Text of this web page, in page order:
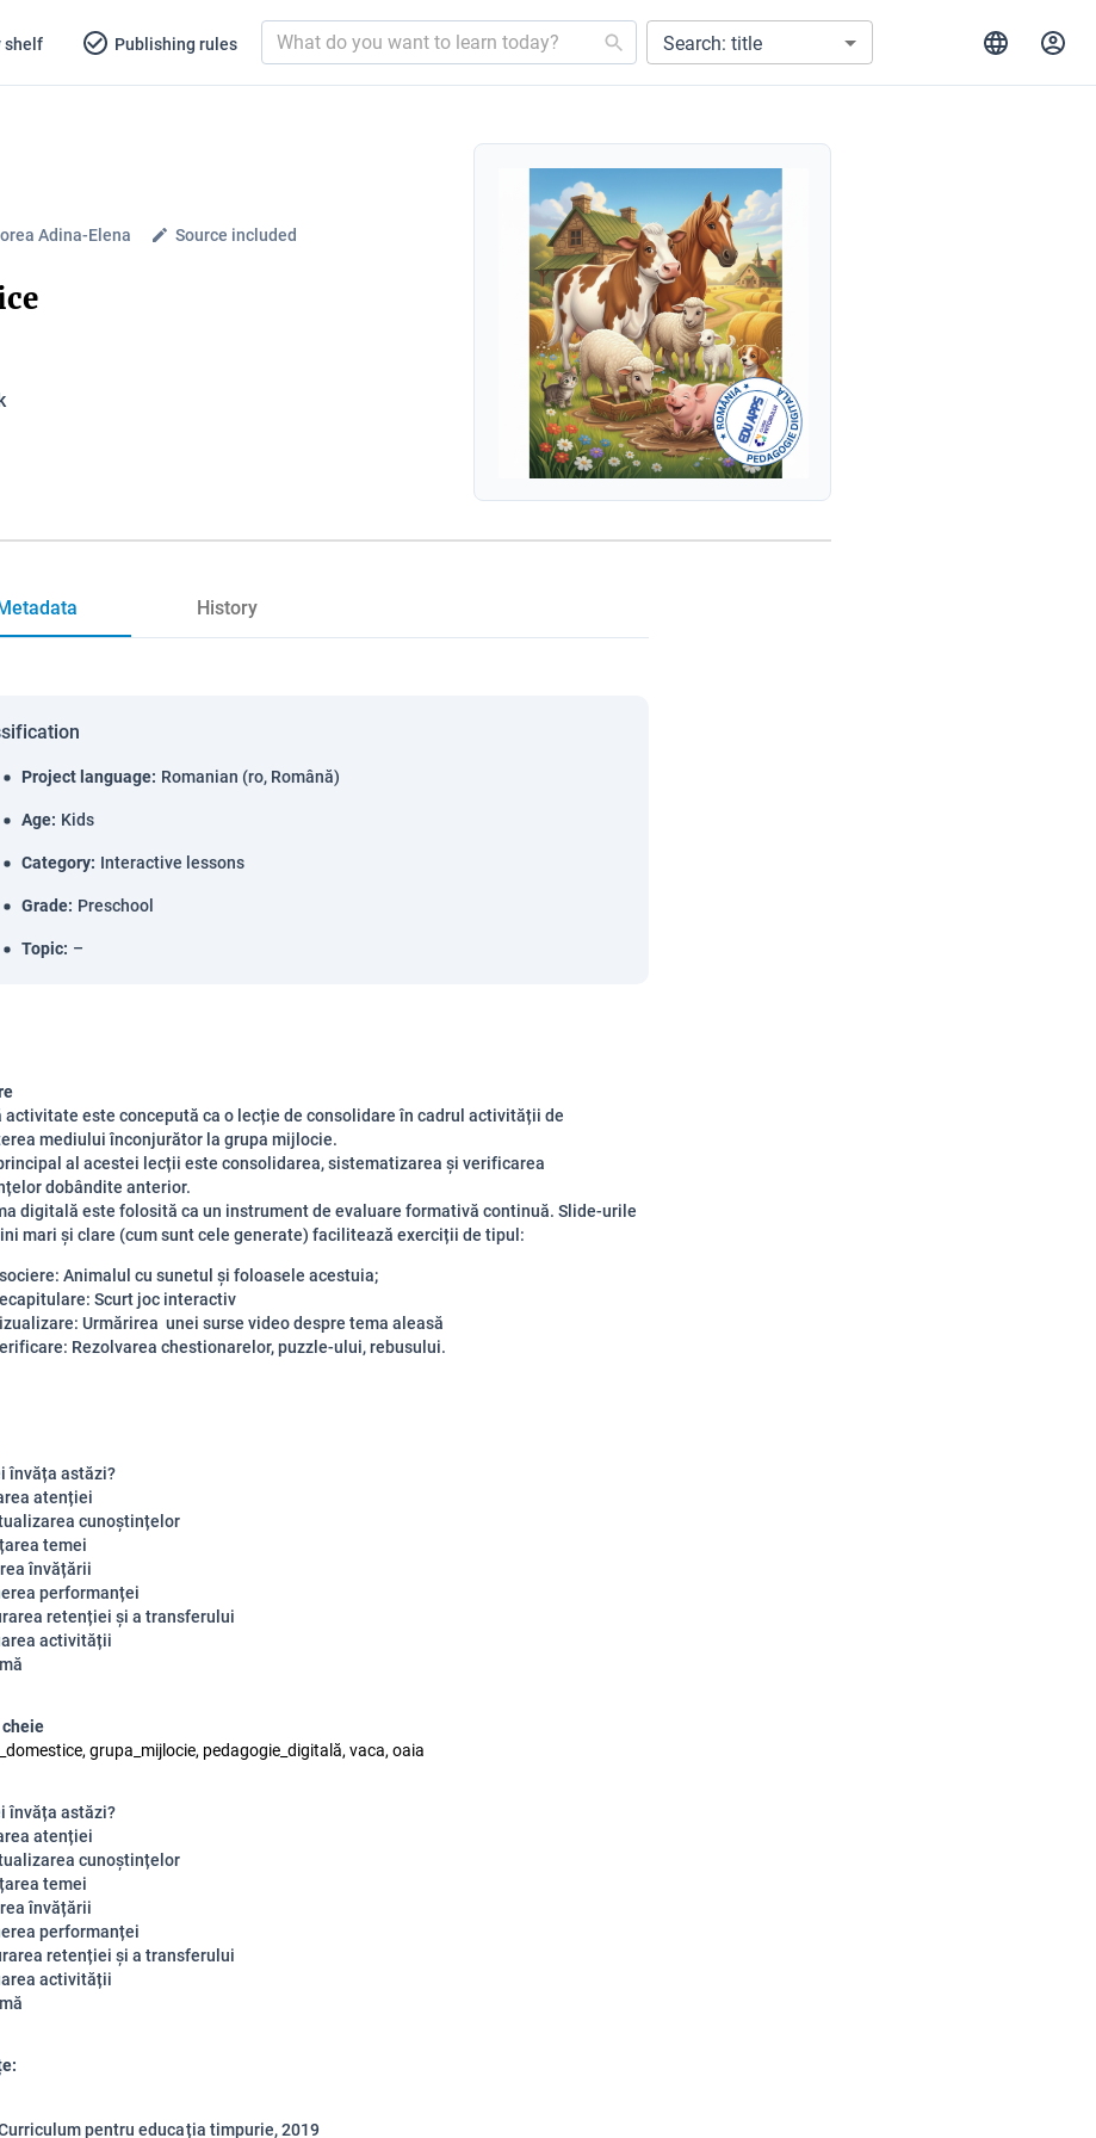
shelf Publishing rules Search: title
Adina-Elena
Source included
History
Project language: Romanian (ro, Română)
Age: Kids
Category: Interactive lessons
Grade: Preschool
Topic: –
activitate este concepută ca o lecție de consolidare în cadrul activității de
mediului înconjurător la grupa mijlocie.
al acestei lecții este consolidarea, sistematizarea și verificarea
dobândite anterior.
digitală este folosită ca un instrument de evaluare formativă continuă. Slide-urile
mari și clare (cum sunt cele generate) facilitează exerciții de tipul:
Animalul cu sunetul și foloasele acestuia;
Scurt joc interactiv
Urmărirea unei surse video despre tema aleasă
Rezolvarea chestionarelor, puzzle-ului, rebusului.
învăța astăzi?
atenției
cunoștințelor
temei
învățării
performanței
retenției și a transferului
activității
grupa_mijlocie, pedagogie_digitală, vaca, oaia
învăța astăzi?
atenției
cunoștințelor
temei
învățării
performanței
retenției și a transferului
activității
culumpentru educația timpurie, 2019